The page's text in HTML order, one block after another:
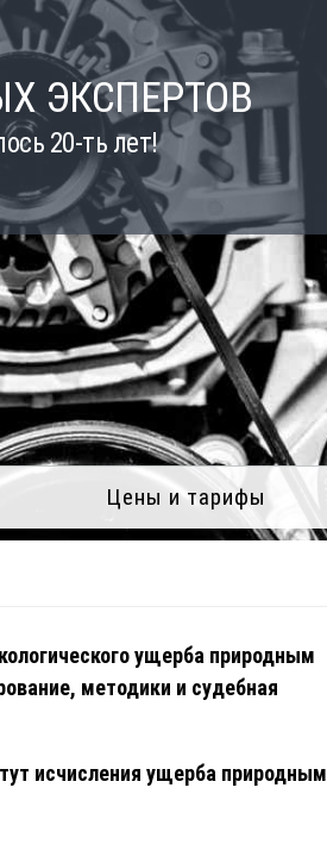
ЭКСПЕРТОВ
20-ть лет!
Цены и тарифы
ущерба природным
методики и судебная
исчисления ущерба природным